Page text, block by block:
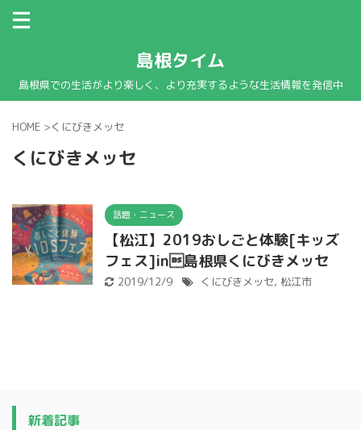
島根タイム
島根県での生活がより楽しく、より充実するような生活情報を発信中
HOME >くにびきメッセ
くにびきメッセ
話題・ニュース
【松江】2019おしごと体験[キッズ
フェス]in島根県くにびきメッセ
2019/12/9 くにびきメッセ, 松江市
新着記事